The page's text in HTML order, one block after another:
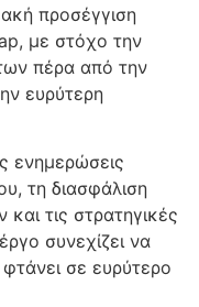
προσέγγιση
με στόχο την
πέρα από την
ευρύτερη
ενημερώσεις
τη διασφάλιση
και τις στρατηγικές
συνεχίζει να
σε ευρύτερο